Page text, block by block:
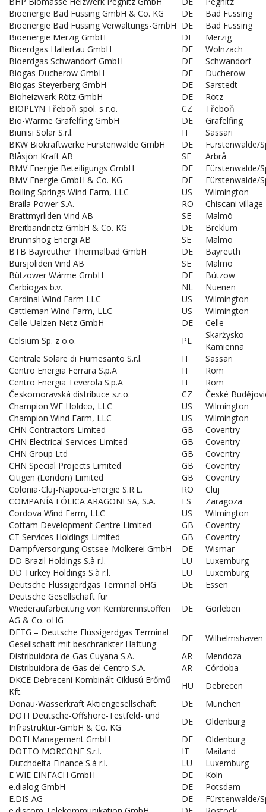
Bioenergie Bad Füssing GmbH & Co. KG
DE
Bad Füssing
Bioenergie Bad Füssing Verwaltungs-GmbH DE
Bad Füssing
Bioenergie Merzig GmbH
DE
Merzig
Bioerdgas Hallertau GmbH
DE
Wolnzach
Bioerdgas Schwandorf GmbH
DE
Schwandorf
Biogas Ducherow GmbH
DE
Ducherow
Biogas Steyerberg GmbH
DE
Sarstedt
Bioheizwerk Rötz GmbH
DE
Rötz
BIOPLYN Třeboň spol. s r.o.
CZ
Třeboň
Bio-Wärme Gräfelfing GmbH
DE
Gräfelfing
Biunisi Solar S.r.l.
IT
Sassari
BKW Biokraftwerke Fürstenwalde GmbH
DE
Fürstenwalde/
Blåsjön Kraft AB
SE
Arbrå
BMV Energie Beteiligungs GmbH
DE
Fürstenwalde/
BMV Energie GmbH & Co. KG
DE
Fürstenwalde/
Boiling Springs Wind Farm, LLC
US
Wilmington
Braila Power S.A.
RO
Chiscani village
Brattmyrliden Vind AB
SE
Malmö
Breitbandnetz GmbH & Co. KG
DE
Breklum
Brunnshög Energi AB
SE
Malmö
BTB Bayreuther Thermalbad GmbH
DE
Bayreuth
Bursjöliden Vind AB
SE
Malmö
Bützower Wärme GmbH
DE
Bützow
Carbiogas b.v.
NL
Nuenen
Cardinal Wind Farm LLC
US
Wilmington
Cattleman Wind Farm, LLC
US
Wilmington
Celle-Uelzen Netz GmbH
DE
Celle
Celsium Sp. z o.o.
PL
Skarżysko-
Kamienna
Centrale Solare di Fiumesanto S.r.l.
IT
Sassari
Centro Energia Ferrara S.p.A
IT
Rom
Centro Energia Teverola S.p.A
IT
Rom
Českomoravská distribuce s.r.o.
CZ
České
Champion WF Holdco, LLC
US
Wilmington
Champion Wind Farm, LLC
US
Wilmington
CHN Contractors Limited
GB
Coventry
CHN Electrical Services Limited
GB
Coventry
CHN Group Ltd
GB
Coventry
CHN Special Projects Limited
GB
Coventry
Citigen (London) Limited
GB
Coventry
Colonia-Cluj-Napoca-Energie S.R.L.
RO
Cluj
COMPAÑÍA EÓLICA ARAGONESA, S.A.
ES
Zaragoza
Cordova Wind Farm, LLC
US
Wilmington
Cottam Development Centre Limited
GB
Coventry
CT Services Holdings Limited
GB
Coventry
Dampfversorgung Ostsee-Molkerei GmbH
DE
Wismar
DD Brazil Holdings S.à r.l.
LU
Luxemburg
DD Turkey Holdings S.à r.l.
LU
Luxemburg
Deutsche Flüssigerdgas Terminal oHG
DE
Essen
Deutsche Gesellschaft für
Wiederaufarbeitung von Kernbrennstoffen
AG & Co. oHG
DE Gorleben
DFTG – Deutsche Flüssigerdgas Terminal
Gesellschaft mit beschränkter Haftung
DE
Wilhelmshaven
Distribuidora de Gas Cuyana S.A.
AR
Mendoza
Distribuidora de Gas del Centro S.A.
AR
Córdoba
DKCE Debreceni Kombinált Ciklusú Erőmű
Kft.
HU
Debrecen
Donau-Wasserkraft Aktiengesellschaft
DE
München
DOTI Deutsche-Offshore-Testfeld- und
Infrastruktur-GmbH & Co. KG
DE
Oldenburg
DOTI Management GmbH
DE
Oldenburg
DOTTO MORCONE S.r.l.
IT
Mailand
Dutchdelta Finance S.à r.l.
LU
Luxemburg
E WIE EINFACH GmbH
DE
Köln
e.dialog GmbH
DE
Potsdam
E.DIS AG
DE
Fürstenwalde/